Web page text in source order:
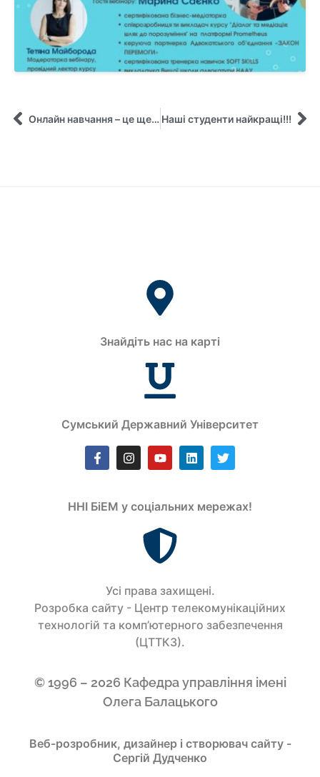
Онлайн навчання – це ще більше можливостей та удосконалення своїх навичок Наші студенти найкращі!!!
Знайдіть нас на карті
Сумський Державний Університет
ННІ БіЕМ у соціальних мережах!
Усi права захищенi.
Розробка сайту - Центр телекомунікаційних
технологій та комп’ютерного забезпечення
(ЦТТКЗ).
© 1996 – 2026 Кафедра управління імені
Олега Балацького
Веб-розробник, дизайнер і створювач сайту -
Сергій Дудченко